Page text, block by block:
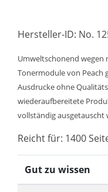
Hersteller-ID: No.
Umweltschonend wegen
Tonermodule von Peach
Ausdrucke ohne
wiederaufbereitete
vollständig ausgetauscht
Reicht für: 1400
Gut zu wissen